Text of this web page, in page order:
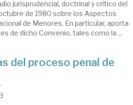
jurisprudencial, doctrinal y crítico del
de 1980 sobre los Aspectos
de Menores. En particular, aporta
de dicho Convenio, tales como la ...
del proceso penal de